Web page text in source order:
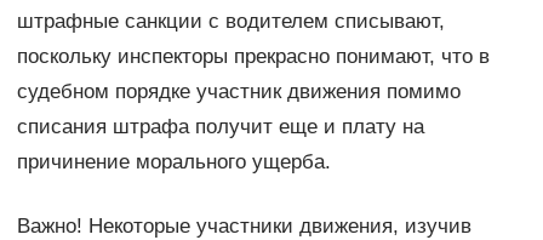
штрафные санкции с водителем списывают,
поскольку инспекторы прекрасно понимают, что в
судебном порядке участник движения помимо
списания штрафа получит еще и плату на
причинение морального ущерба.
Важно! Некоторые участники движения, изучив